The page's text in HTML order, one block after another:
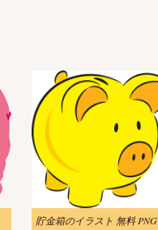
貯金箱のイラスト 無料 PNG